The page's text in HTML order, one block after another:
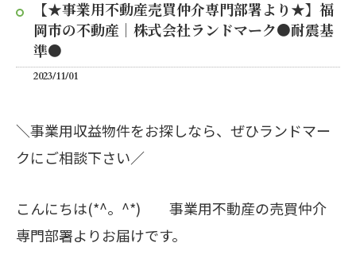
【★事業用不動産売買仲介専門部署より★】福
岡市の不動産｜株式会社ランドマーク●耐震基
準●
2023/11/01
＼事業用収益物件をお探しなら、ぜひランドマー
クにご相談下さい／
こんにちは(*^。^*) 事業用不動産の売買仲介
専門部署よりお届けです。